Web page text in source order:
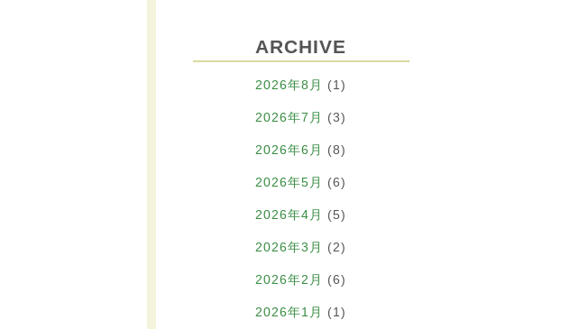
ARCHIVE
2026年8月 (1)
2026年7月 (3)
2026年6月 (8)
2026年5月 (6)
2026年4月 (5)
2026年3月 (2)
2026年2月 (6)
2026年1月 (1)